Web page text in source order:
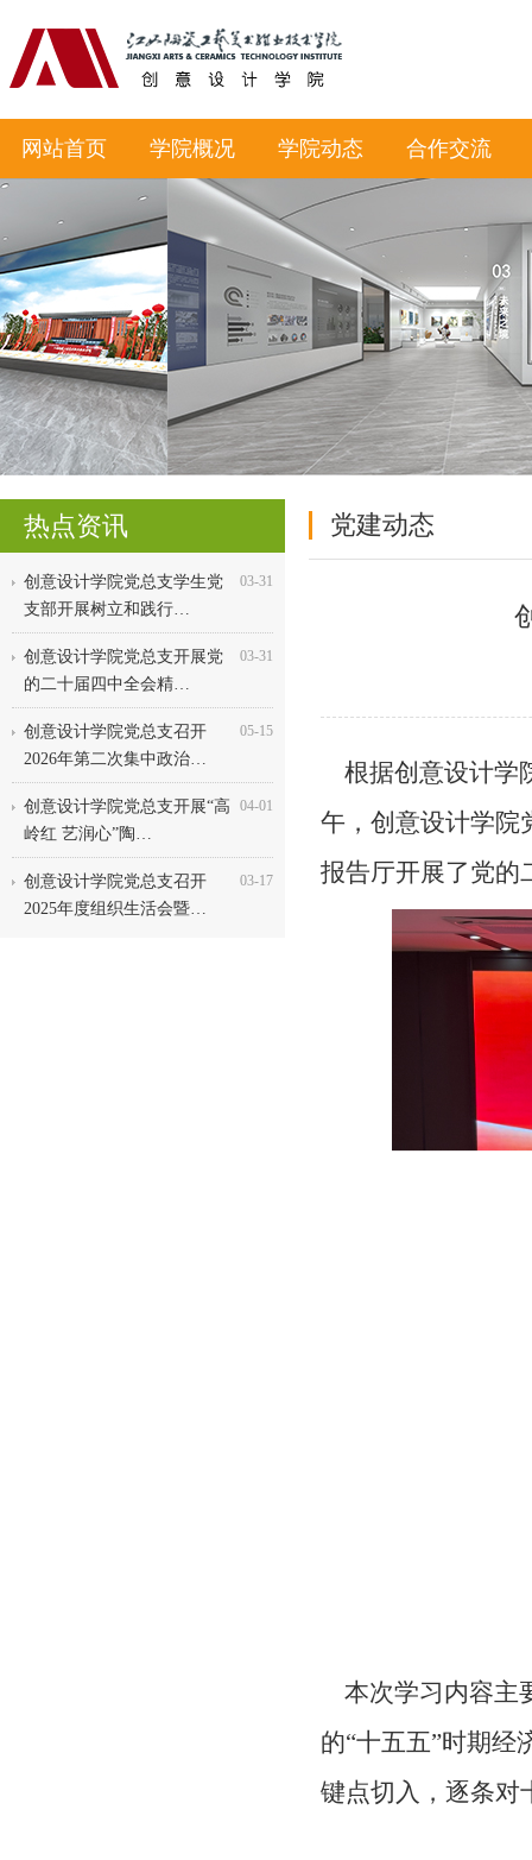
网站首页 学院概况 学院动态 合作交流
热点资讯
03-31
创意设计学院党总支学生党
支部开展树立和践行…
03-31
创意设计学院党总支开展党
的二十届四中全会精…
05-15
创意设计学院党总支召开
2026年第二次集中政治…
04-01
创意设计学院党总支开展“高
岭红 艺润心”陶…
03-17
创意设计学院党总支召开
2025年度组织生活会暨…
党建动态
根据创意设计学
午，创意设计学院
报告厅开展了党的
本次学习内容主
的“十五五”时期
键点切入，逐条对